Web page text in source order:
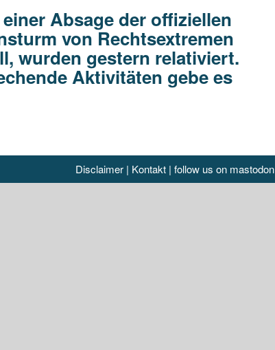
Absage der offiziellen
von Rechtsextremen
wurden gestern relativiert.
Aktivitäten gebe es
Disclaimer| Kontakt| follow us on mastodon